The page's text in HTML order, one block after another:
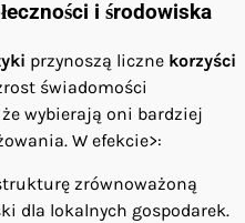
i środowiska
przynoszą liczne korzyści
świadomości
wybierają oni bardziej
W efekcie>:
zrównoważoną
dla lokalnych gospodarek.